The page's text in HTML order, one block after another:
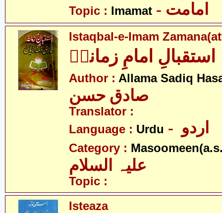
Topic : Imamat - امامت
Istaqbal-e-Imam
استقبالِ امامِ زمانہؑ
Author : Allama Sadiq
صادق حسن
Translator :
Language : Urdu
Category :
Topic :
Isteaza